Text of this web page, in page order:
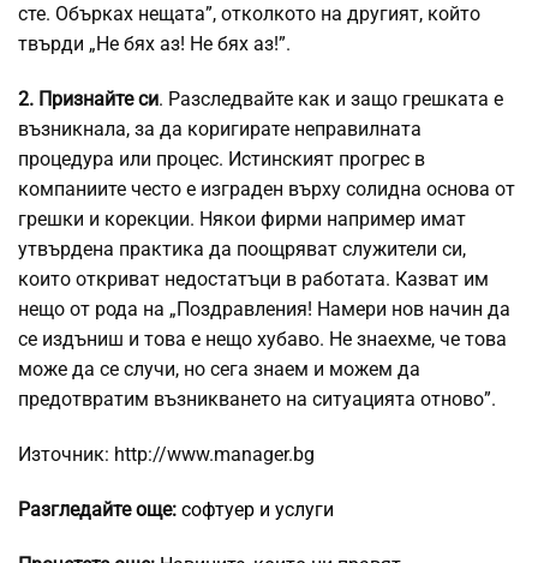
сте. Обърках нещата”, отколкото на другият, който
твърди „Не бях аз! Не бях аз!”.
2. Признайте си. Разследвайте как и защо грешката е
възникнала, за да коригирате неправилната
процедура или процес. Истинският прогрес в
компаниите често е изграден върху солидна основа от
грешки и корекции. Някои фирми например имат
утвърдена практика да поощряват служители си,
които откриват недостатъци в работата. Казват им
нещо от рода на „Поздравления! Намери нов начин да
се издъниш и това е нещо хубаво. Не знаехме, че това
може да се случи, но сега знаем и можем да
предотвратим възникването на ситуацията отново”.
Източник: http://www.manager.bg
Разгледайте още: софтуер и услуги